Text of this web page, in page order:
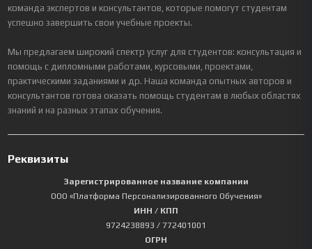
команда экспертов и консультантов, которые помогут студентам
успешно завершить свои учебные проекты.
Мы предлагаем широкий спектр услуг для студентов: консультация и
помощь с дипломными работами, курсовыми, проектами,
практическими заданиями и др. Наша команда опытных авторов и
консультантов готова оказать помощь студентам в любых областях
знаний и на разных этапах обучения.
Реквизиты
Зарегистрированное название компании
ООО «Платформа Персонализированного Обучения»
ИНН / КПП
9724238893 / 772401001
ОГРН